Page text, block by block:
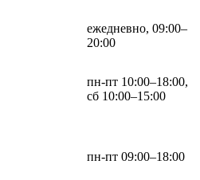
ежедневно, 09:00–
20:00
пн-пт 10:00–18:00,
сб 10:00–15:00
пн-пт 09:00–18:00